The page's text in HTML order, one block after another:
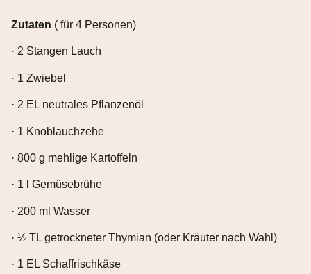
Zutaten ( für 4 Personen)
· 2 Stangen Lauch
· 1 Zwiebel
· 2 EL neutrales Pflanzenöl
· 1 Knoblauchzehe
· 800 g mehlige Kartoffeln
· 1 l Gemüsebrühe
· 200 ml Wasser
· ½ TL getrockneter Thymian (oder Kräuter nach Wahl)
· 1 EL Schaffrischkäse